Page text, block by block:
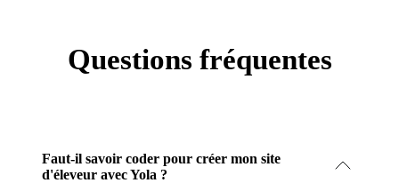
Questions fréquentes
Faut-il savoir coder pour créer mon site
d'éleveur avec Yola ?